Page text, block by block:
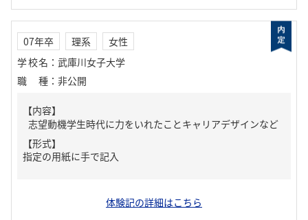
07年卒 理系
女性
学校名 ： 武庫川女子大学
職種 ： 非公開
【内容】
志望動機学生時代に力をいれたことキャリアデザインなど
【形式】
指定の用紙に手で記入
体験記の詳細はこちら